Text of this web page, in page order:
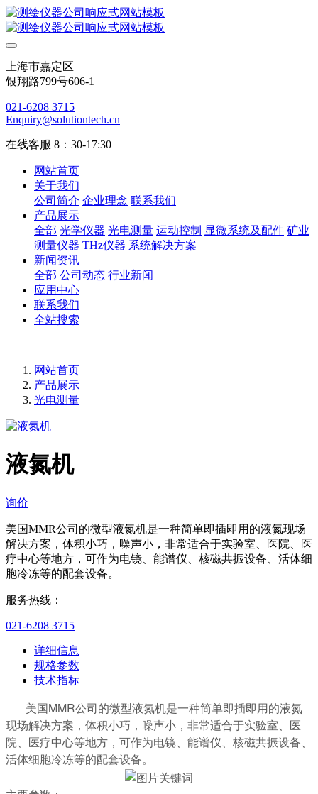
上海市嘉定区
银翔路799号606-1
021-6208 3715
Enquiry@solutiontech.cn
在线客服 8：30-17:30
网站首页
关于我们
公司简介 企业理念 联系我们
产品展示
全部 光学仪器 光电测量 运动控制 显微系统及配件 矿业
测量仪器 THz仪器 系统解决方案
新闻资讯
全部 公司动态 行业新闻
应用中心
联系我们
全站搜索
网站首页
产品展示
光电测量
液氮机
询价
美国MMR公司的微型液氮机是一种简单即插即用的液氮现场
解决方案，体积小巧，噪声小，非常适合于实验室、医院、医
疗中心等地方，可作为电镜、能谱仪、核磁共振设备、活体细
胞冷冻等的配套设备。
服务热线：
021-6208 3715
详细信息
规格参数
技术指标
美国MMR公司的微型液氮机是一种简单即插即用的液氮
现场解决方案，体积小巧，噪声小，非常适合于实验室、医
院、医疗中心等地方，可作为电镜、能谱仪、核磁共振设备、
活体细胞冷冻等的配套设备。